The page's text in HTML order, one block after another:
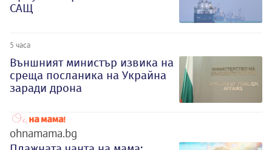
САЩ
5 часа
Външният министър извика на
среща посланика на Украйна
заради дрона
ohnamama.bg